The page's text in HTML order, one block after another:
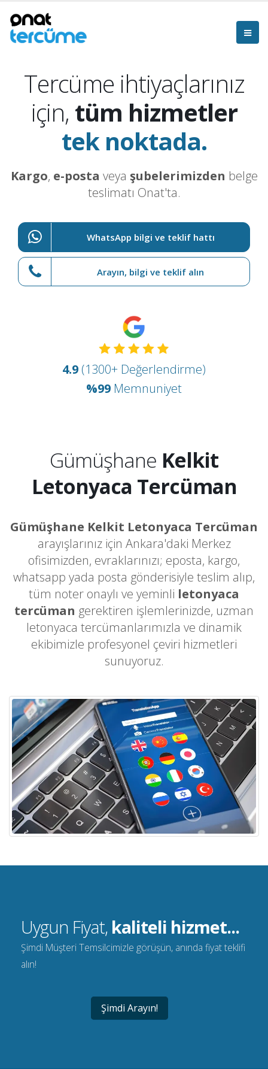
Tercüme ihtiyaçlarınız
için, tüm hizmetler
tek noktada.
Kargo, e-posta veya şubelerimizden belge
teslimatı Onat'ta.
WhatsApp bilgi ve teklif hattı
Arayın, bilgi ve teklif alın
4.9 (1300+ Değerlendirme)
%99 Memnuniyet
Gümüşhane Kelkit
Letonyaca Tercüman
Gümüşhane Kelkit Letonyaca Tercüman
arayışlarınız için Ankara'daki Merkez
ofisimizden, evraklarınızı; eposta, kargo,
whatsapp yada posta gönderisiyle teslim alıp,
tüm noter onaylı ve yeminli letonyaca
tercüman gerektiren işlemlerinizde, uzman
letonyaca tercümanlarımızla ve dinamik
ekibimizle profesyonel çeviri hizmetleri
sunuyoruz.
Uygun Fiyat, kaliteli hizmet...
Şimdi Müşteri Temsilcimizle görüşün, anında fiyat teklifi
alın!
Şimdi Arayın!